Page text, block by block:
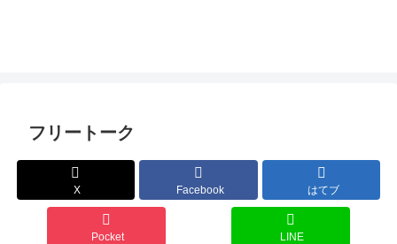
フリートーク
X Facebook はてブ
Pocket LINE